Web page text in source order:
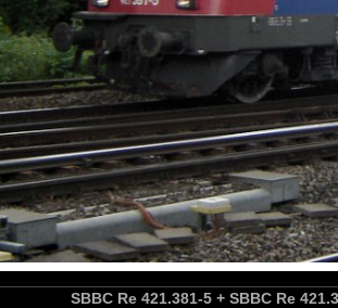
SBBC Re 421.381-5 + SBBC Re